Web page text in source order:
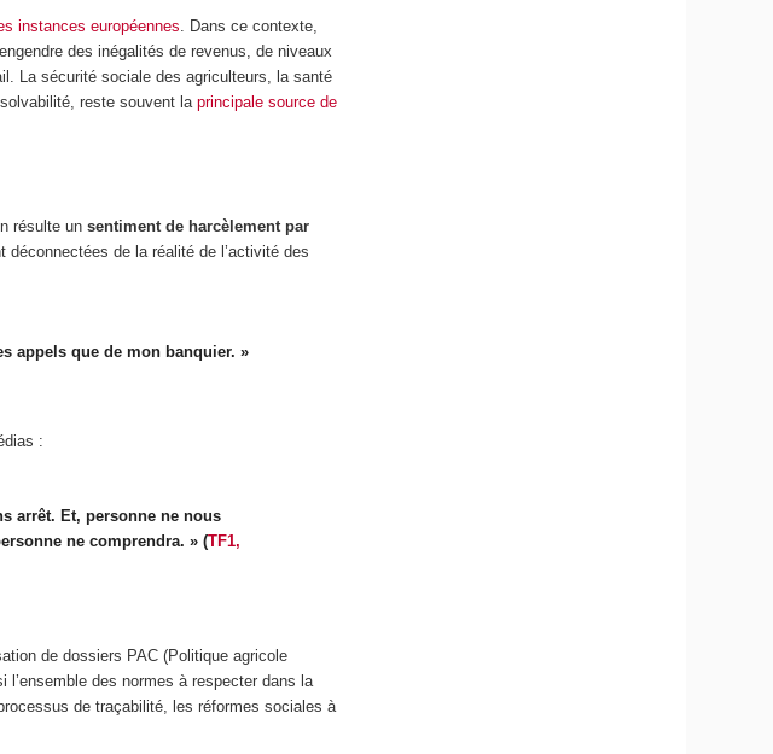
instances européennes. Dans ce contexte,
des inégalités de revenus, de niveaux
La sécurité sociale des agriculteurs, la santé
reste souvent laprincipale source de
résulte unsentiment de harcèlement par
déconnectées de la réalité de l’activité des
appels que de mon banquier. »
:
arrêt. Et, personne ne nous
ne comprendra. » (TF1,
de dossiers PAC (Politique agricole
des normes à respecter dans la
de traçabilité, les réformes sociales à